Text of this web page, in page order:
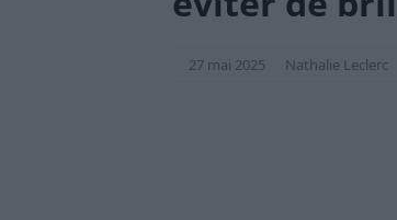
27 mai 2025 Nathalie Leclerc